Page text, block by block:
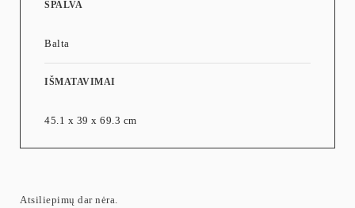
SPALVA
Balta
IŠMATAVIMAI
45.1 x 39 x 69.3 cm
Atsiliepimų dar nėra.